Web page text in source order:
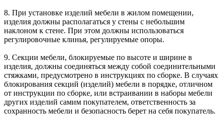
8. При установке изделий мебели в жилом помещении,
изделия должны располагаться у стены с небольшим
наклоном к стене. При этом должны использоваться
регулировочные клинья, регулируемые опоры.
9. Секции мебели, блокируемые по высоте и ширине в
изделия, должны соединяться между собой соединительными
стяжками, предусмотрено в инструкциях по сборке. В случаях
блокирования секций (изделий) мебели в порядке, отличном
от инструкции по сборке, или встраивании в наборы мебели
других изделий самим покупателем, ответственность за
сохранность мебели и безопасность берет на себя покупатель.